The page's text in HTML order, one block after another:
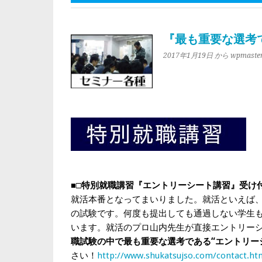
『最も重要な選
2017年1月19日 から
■□特別就職講習『エントリーシート講習』受け
就活本番となってまいりました。 就活といえば
の試験です。 何度も提出しても通過しない学生
います。 就活のプロ山内先生が直接エントリー
職試験の中で最も重要な選考である“エントリー
さい！ http://www.shukatsujso.com/